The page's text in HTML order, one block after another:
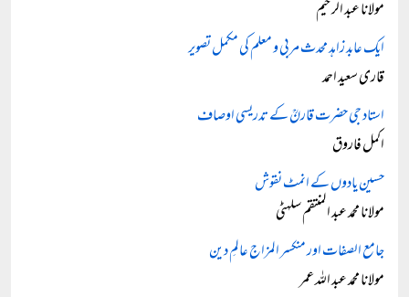
مولانا عبد الرحیم
ایک عابد زاہد محدث مربی و معلم کی مکمل تصویر
قاری سعید احمد
استاد جی حضرت قارنؒ کے تدریسی اوصاف
اکمل فاروق
حسین یادوں کے انمٹ نقوش
مولانا محمد عبد المنتقم سلہٹی
جامع الصفات اور منکسر المزاج عالمِ دین
مولانا محمد عبد اللہ عمر